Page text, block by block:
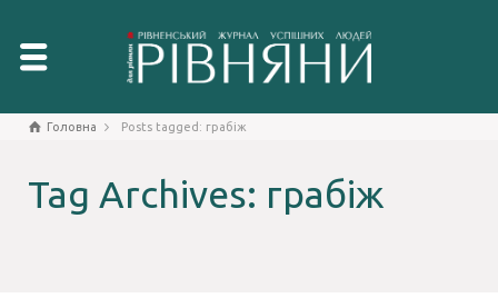
Головна Posts tagged: грабіж
Tag Archives: грабіж